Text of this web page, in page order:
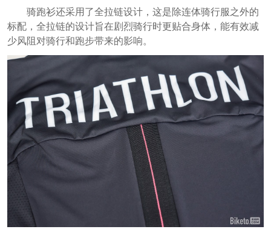
骑跑衫还采用了全拉链设计，这是除连体骑行服之外的
标配，全拉链的设计旨在剧烈骑行时更贴合身体，能有效减
少风阻对骑行和跑步带来的影响。